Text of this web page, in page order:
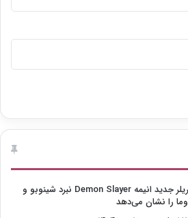
تریلر جدید انیمه Demon Slayer نبرد شینوبو و
را نشان می‌دهد